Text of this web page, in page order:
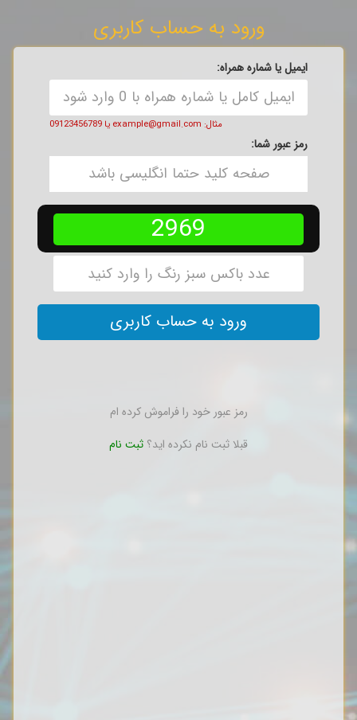
ورود به حساب کاربری
ایمیل یا شماره همراه:
مثال: example@gmail.com یا 09123456789
رمز عبور شما:
2969
رمز عبور خود را فراموش کرده ام
قبلا ثبت نام نکرده اید؟ ثبت نام